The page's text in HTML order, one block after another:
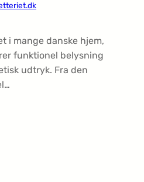
i mange danske hjem,
funktionel belysning
udtryk. Fra den